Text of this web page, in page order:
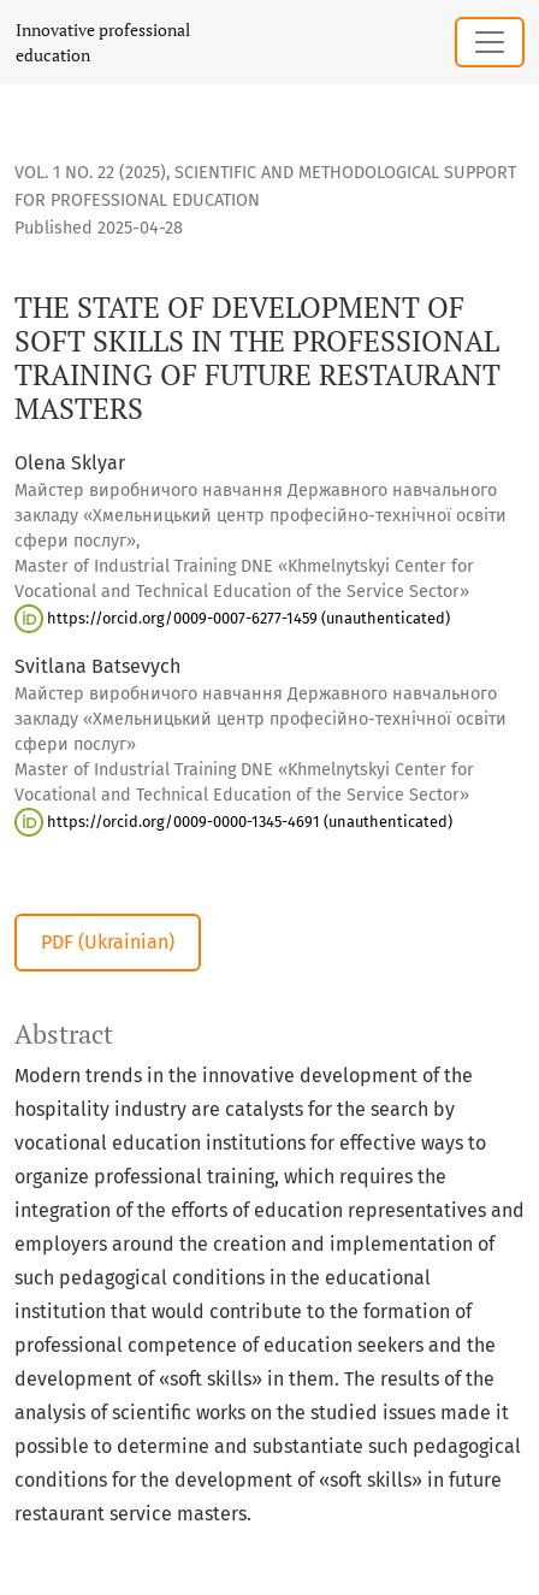
THE STATE OF DEVELOPMENT OF SOFT SKILLS IN THE
Innovative professional
education
VOL. 1 NO. 22 (2025), SCIENTIFIC AND METHODOLOGICAL SUPPORT
FOR PROFESSIONAL EDUCATION
THE STATE OF DEVELOPMENT OF
SOFT SKILLS IN THE PROFESSIONAL
TRAINING OF FUTURE RESTAURANT
MASTERS
Published 2025-04-28
Olena Sklyar
Майстер виробничого навчання Державного навчального
закладу «Хмельницький центр професійно-технічної освіти
сфери послуг»,
Master of Industrial Training DNE «Khmelnytskyi Center for
Vocational and Technical Education of the Service Sector»
https://orcid.org/0009-0007-6277-1459 (unauthenticated)
Svitlana Batsevych
Майстер виробничого навчання Державного навчального
закладу «Хмельницький центр професійно-технічної освіти
сфери послуг»
Master of Industrial Training DNE «Khmelnytskyi Center for
Vocational and Technical Education of the Service Sector»
https://orcid.org/0009-0000-1345-4691 (unauthenticated)
PDF (Ukrainian)
Abstract
Modern trends in the innovative development of the
hospitality industry are catalysts for the search by
vocational education institutions for effective ways to
organize professional training, which requires the
integration of the efforts of education representatives and
employers around the creation and implementation of
such pedagogical conditions in the educational
institution that would contribute to the formation of
professional competence of education seekers and the
development of «soft skills» in them. The results of the
analysis of scientific works on the studied issues made it
possible to determine and substantiate such pedagogical
conditions for the development of «soft skills» in future
restaurant service masters.